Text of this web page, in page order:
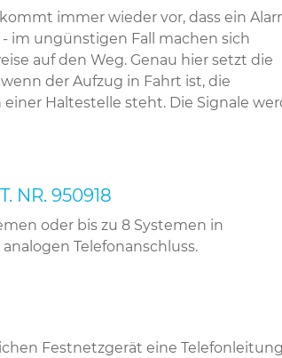
immer wieder vor, dass ein
im ungünstigen Fall machen sich
auf den Weg. Genau hier setzt die
der Aufzug in Fahrt ist, die
Haltestelle steht. Die Signale
NR. 950918
oder bis zu 8 Systemen in
Telefonanschluss.
Festnetzgerät eine Telefonleitung